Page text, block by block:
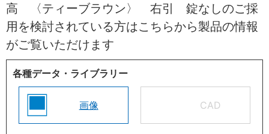
高 〈ティーブラウン〉 右引 錠なしのご採
用を検討されている方はこちらから製品の情報
がご覧いただけます
各種データ・ライブラリー
画像 CAD